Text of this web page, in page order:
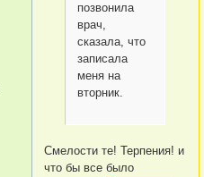
позвонила
врач,
сказала, что
записала
меня на
вторник.
Смелости те! Терпения! и
что бы все было